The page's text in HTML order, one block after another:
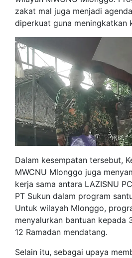
zakat mal juga menjadi
diperkuat guna meningkatkan
Dalam kesempatan tersebut,
MWCNU Mlonggo juga
kerja sama antara LAZISNU
PT Sukun dalam program
Untuk wilayah Mlonggo,
menyalurkan bantuan kepada
12 Ramadan mendatang.
Selain itu, sebagai upaya